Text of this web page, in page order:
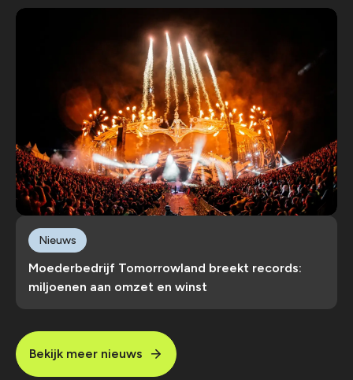
Moederbedrijf Tomorrowland breekt records:
miljoenen aan omzet en winst
Nieuws
Bekijk meer nieuws